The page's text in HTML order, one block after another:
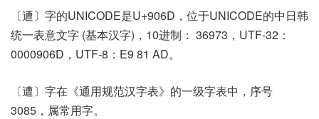
〔遭〕字的UNICODE是U+906D，位于UNICODE的中日韩
统一表意文字 (基本汉字)，10进制： 36973，UTF-32：
0000906D，UTF-8：E9 81 AD。
〔遭〕字在《通用规范汉字表》的一级字表中，序号
3085，属常用字。